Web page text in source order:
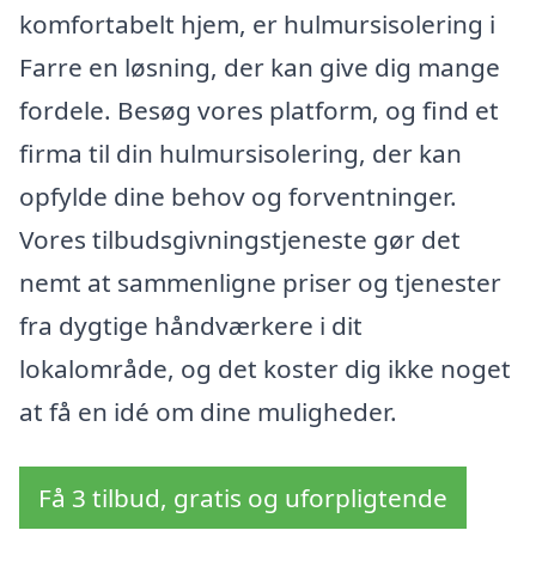
komfortabelt hjem, er hulmursisolering i
Farre en løsning, der kan give dig mange
fordele. Besøg vores platform, og find et
firma til din hulmursisolering, der kan
opfylde dine behov og forventninger.
Vores tilbudsgivningstjeneste gør det
nemt at sammenligne priser og tjenester
fra dygtige håndværkere i dit
lokalområde, og det koster dig ikke noget
at få en idé om dine muligheder.
Få 3 tilbud, gratis og uforpligtende